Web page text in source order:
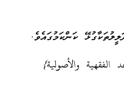
ކަންކަމުގައެވެ.
والأصولية}